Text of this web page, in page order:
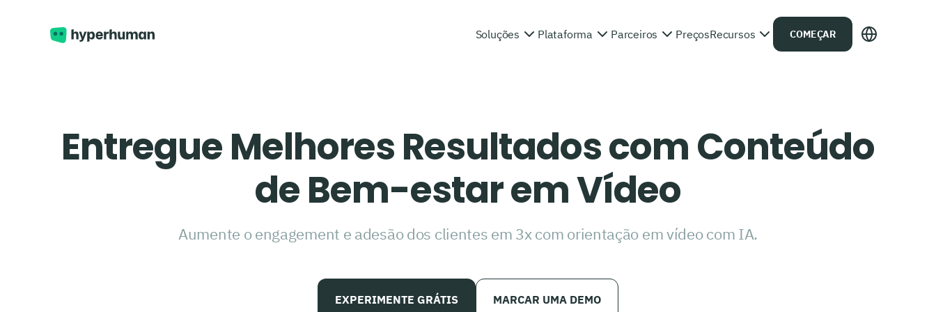
Soluções Plataforma Parceiros PreçosRecursos COMEÇAR
Entregue Melhores Resultados com Conteúdo
de Bem-estar em Vídeo
Aumente o engagement e adesão dos clientes em 3x com orientação em vídeo com IA.
EXPERIMENTE GRÁTIS MARCAR UMA DEMO